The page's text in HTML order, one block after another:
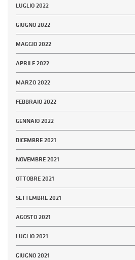
LUGLIO 2022
GIUGNO 2022
MAGGIO 2022
APRILE 2022
MARZO 2022
FEBBRAIO 2022
GENNAIO 2022
DICEMBRE 2021
NOVEMBRE 2021
OTTOBRE 2021
SETTEMBRE 2021
AGOSTO 2021
LUGLIO 2021
GIUGNO 2021